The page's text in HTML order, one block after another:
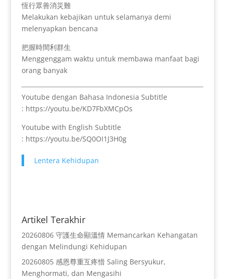
恆行眾善消災難
Melakukan kebajikan untuk selamanya demi
melenyapkan bencana
把握時間利群生
Menggenggam waktu untuk membawa manfaat bagi
orang banyak
Youtube dengan Bahasa Indonesia Subtitle
: https://youtu.be/KD7FbXMCpOs
Youtube with English Subtitle
: https://youtu.be/SQ0OI1J3H0g
Lentera Kehidupan
Artikel Terakhir
20260806 守護生命顯溫情 Memancarkan Kehangatan
dengan Melindungi Kehidupan
20260805 感恩尊重互疼惜 Saling Bersyukur,
Menghormati, dan Mengasihi